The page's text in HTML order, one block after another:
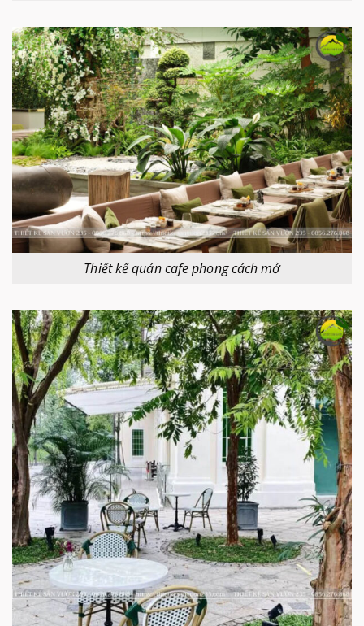
Thiết kế quán cafe phong cách mở